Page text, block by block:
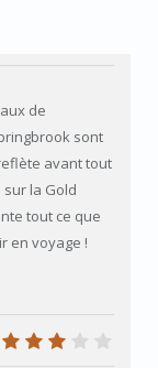
de
sont
avant tout
la Gold
tout ce que
en voyage !